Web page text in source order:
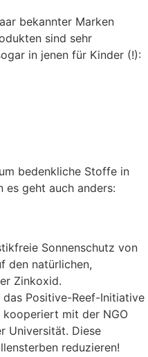
bekannter Marken
sind sehr
in jenen für Kinder (!):
bedenkliche Stoffe in
es geht auch anders:
Sonnenschutz von
den natürlichen,
Zinkoxid.
das Positive-Reef-Initiative
mit der NGO
Universität. Diese
reduzieren!